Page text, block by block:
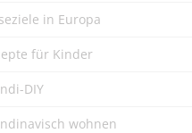
in Europa
für Kinder
DIY
wohnen